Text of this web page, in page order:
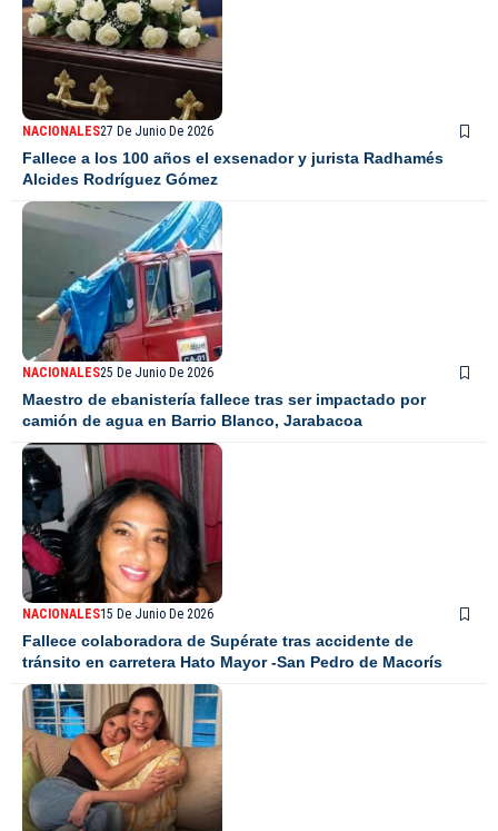
NACIONALES27 De Junio De 2026
Fallece a los 100 años el exsenador y jurista Radhamés
Alcides Rodríguez Gómez
NACIONALES25 De Junio De 2026
Maestro de ebanistería fallece tras ser impactado por
camión de agua en Barrio Blanco, Jarabacoa
NACIONALES15 De Junio De 2026
Fallece colaboradora de Supérate tras accidente de
tránsito en carretera Hato Mayor -San Pedro de Macorís